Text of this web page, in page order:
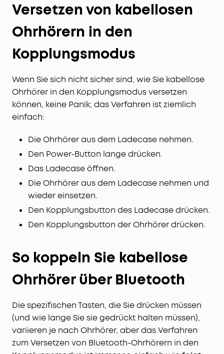
Versetzen von kabellosen
Ohrhörern in den
Kopplungsmodus
Wenn Sie sich nicht sicher sind, wie Sie kabellose
Ohrhörer in den Kopplungsmodus versetzen
können, keine Panik; das Verfahren ist ziemlich
einfach:
Die Ohrhörer aus dem Ladecase nehmen.
Den Power-Button lange drücken.
Das Ladecase öffnen.
Die Ohrhörer aus dem Ladecase nehmen und
wieder einsetzen.
Den Kopplungsbutton des Ladecase drücken.
Den Kopplungsbutton der Ohrhörer drücken.
So koppeln Sie kabellose
Ohrhörer über Bluetooth
Die spezifischen Tasten, die Sie drücken müssen
(und wie lange Sie sie gedrückt halten müssen),
variieren je nach Ohrhörer, aber das Verfahren
zum Versetzen von Bluetooth-Ohrhörern in den